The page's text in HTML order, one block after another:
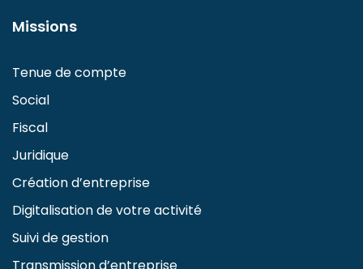
Missions
Tenue de compte
Social
Fiscal
Juridique
Création d’entreprise
Digitalisation de votre activité
Suivi de gestion